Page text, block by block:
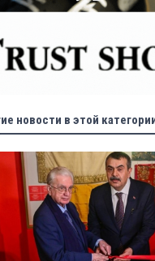
новости в этой